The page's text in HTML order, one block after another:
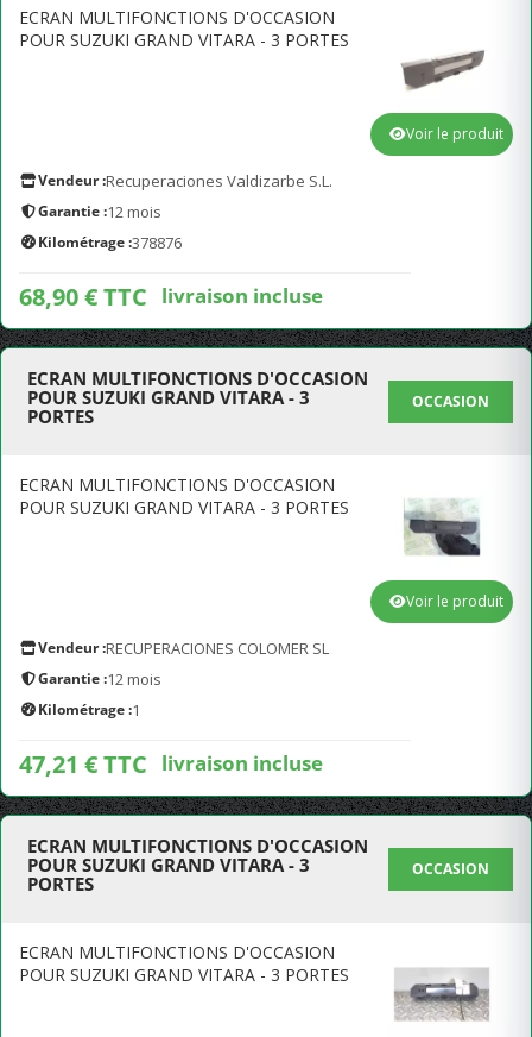
ECRAN MULTIFONCTIONS D'OCCASION
POUR SUZUKI GRAND VITARA - 3 PORTES
Vendeur :Recuperaciones Valdizarbe S.L.
Garantie :12 mois
Kilométrage :378876
68,90 € TTC livraison incluse
Voir le produit
ECRAN MULTIFONCTIONS D'OCCASION
POUR SUZUKI GRAND VITARA - 3
PORTES
OCCASION
ECRAN MULTIFONCTIONS D'OCCASION
POUR SUZUKI GRAND VITARA - 3 PORTES
Vendeur :RECUPERACIONES COLOMER SL
Garantie :12 mois
Kilométrage :1
47,21 € TTC livraison incluse
Voir le produit
ECRAN MULTIFONCTIONS D'OCCASION
POUR SUZUKI GRAND VITARA - 3
PORTES
OCCASION
ECRAN MULTIFONCTIONS D'OCCASION
POUR SUZUKI GRAND VITARA - 3 PORTES